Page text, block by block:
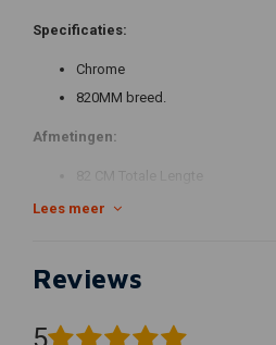
Specificaties:
Chrome
820MM breed.
Afmetingen:
10 CM Hoog
Lees meer
Reviews
5